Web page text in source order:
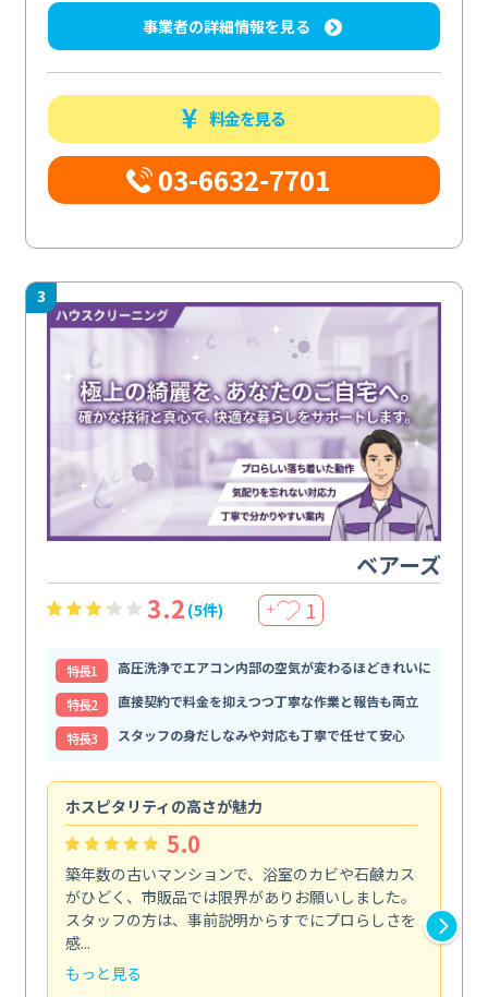
事業者の詳細情報を見る
料金を見る
03-6632-7701
3
ベアーズ
3.2 (5件) ＋ 1
特⻑1
高圧洗浄でエアコン内部の空気が変わるほどきれいに
特⻑2
直接契約で料金を抑えつつ丁寧な作業と報告も両立
特⻑3
スタッフの身だしなみや対応も丁寧で任せて安心
ホスピタリティの高さが魅力
5.0
築年数の古いマンションで、浴室のカビや石鹸カス
がひどく、市販品では限界がありお願いしました。
スタッフの方は、事前説明からすでにプロらしさを
感...
もっと見る